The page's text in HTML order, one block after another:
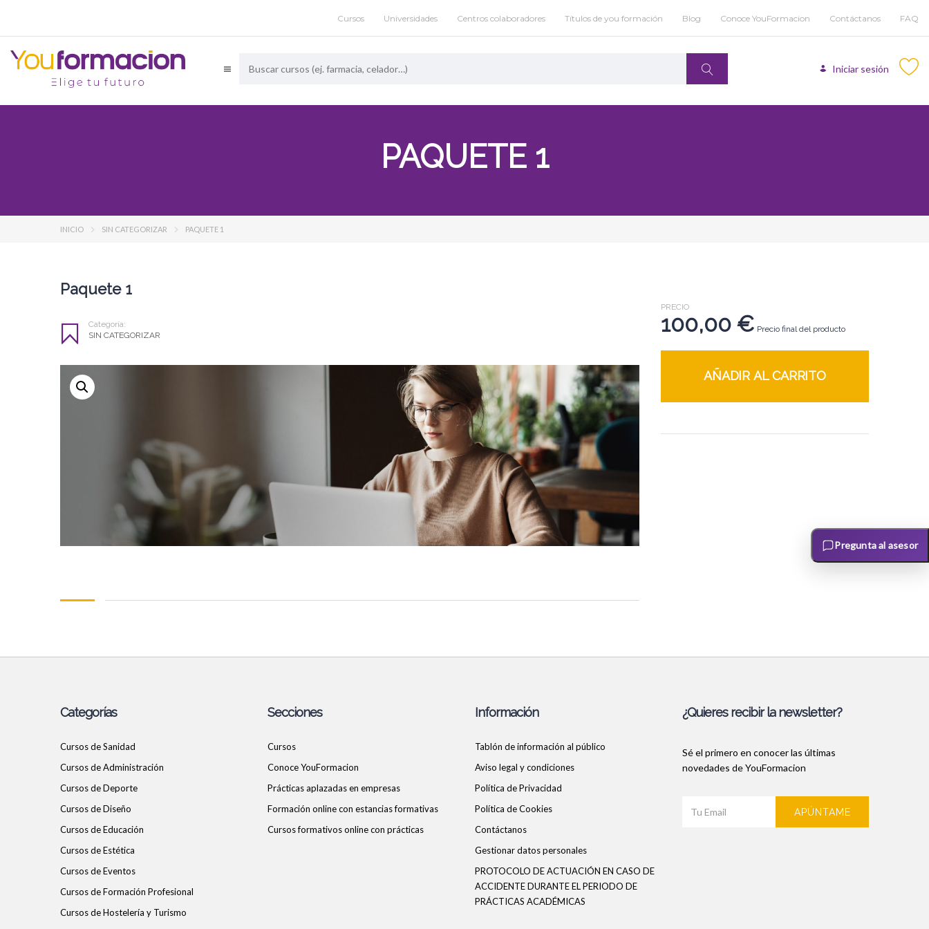
Cursos Universidades Centros colaboradores Títulos de you formación Blog Conoce YouFormacion Contáctanos FAQ
Iniciar sesión
PAQUETE 1
INICIO SIN CATEGORIZAR PAQUETE 1
Paquete 1
Categoría:
SIN CATEGORIZAR
PRECIO
100,00 € Precio final del producto
AÑADIR AL CARRITO
Categorías
Cursos de Sanidad
Cursos de Administración
Cursos de Deporte
Cursos de Diseño
Cursos de Educación
Cursos de Estética
Cursos de Eventos
Cursos de Formación Profesional
Cursos de Hostelería y Turismo
Secciones
Cursos
Conoce YouFormacion
Prácticas aplazadas en empresas
Formación online con estancias formativas
Cursos formativos online con prácticas
Información
Tablón de información al público
Aviso legal y condiciones
Política de Privacidad
Política de Cookies
Contáctanos
Gestionar datos personales
PROTOCOLO DE ACTUACIÓN EN CASO DE
ACCIDENTE DURANTE EL PERIODO DE
PRÁCTICAS ACADÉMICAS
¿Quieres recibir la newsletter?
Sé el primero en conocer las últimas
novedades de YouFormacion
APÚNTAME
Pregunta al asesor